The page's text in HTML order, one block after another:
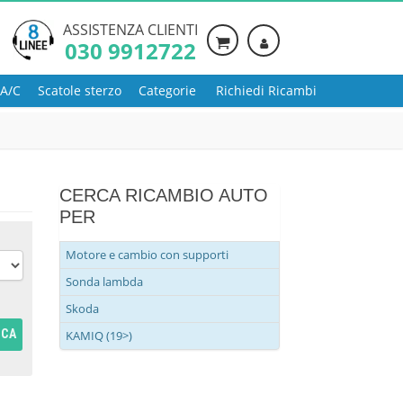
ASSISTENZA CLIENTI
030 9912722
C Scatole sterzo Categorie Richiedi Ricambi
CERCA RICAMBIO AUTO
PER
Motore e cambio con supporti
Sonda lambda
Skoda
KAMIQ (19>)